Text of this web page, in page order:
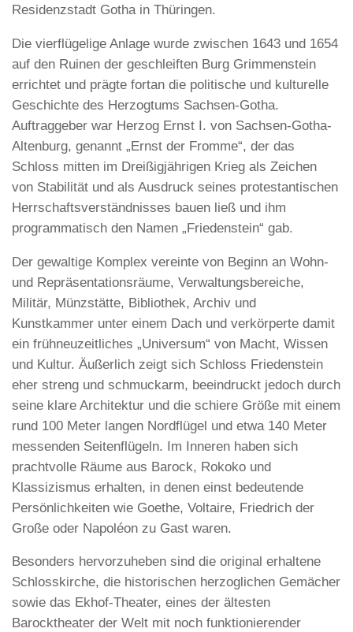
Residenzstadt Gotha in Thüringen.
Die vierflügelige Anlage wurde zwischen 1643 und 1654
auf den Ruinen der geschleiften Burg Grimmenstein
errichtet und prägte fortan die politische und kulturelle
Geschichte des Herzogtums Sachsen-Gotha.
Auftraggeber war Herzog Ernst I. von Sachsen-Gotha-
Altenburg, genannt „Ernst der Fromme“, der das
Schloss mitten im Dreißigjährigen Krieg als Zeichen
von Stabilität und als Ausdruck seines protestantischen
Herrschaftsverständnisses bauen ließ und ihm
programmatisch den Namen „Friedenstein“ gab.
Der gewaltige Komplex vereinte von Beginn an Wohn-
und Repräsentationsräume, Verwaltungsbereiche,
Militär, Münzstätte, Bibliothek, Archiv und
Kunstkammer unter einem Dach und verkörperte damit
ein frühneuzeitliches „Universum“ von Macht, Wissen
und Kultur. Äußerlich zeigt sich Schloss Friedenstein
eher streng und schmuckarm, beeindruckt jedoch durch
seine klare Architektur und die schiere Größe mit einem
rund 100 Meter langen Nordflügel und etwa 140 Meter
messenden Seitenflügeln. Im Inneren haben sich
prachtvolle Räume aus Barock, Rokoko und
Klassizismus erhalten, in denen einst bedeutende
Persönlichkeiten wie Goethe, Voltaire, Friedrich der
Große oder Napoléon zu Gast waren.
Besonders hervorzuheben sind die original erhaltene
Schlosskirche, die historischen herzoglichen Gemächer
sowie das Ekhof-Theater, eines der ältesten
Barocktheater der Welt mit noch funktionierender